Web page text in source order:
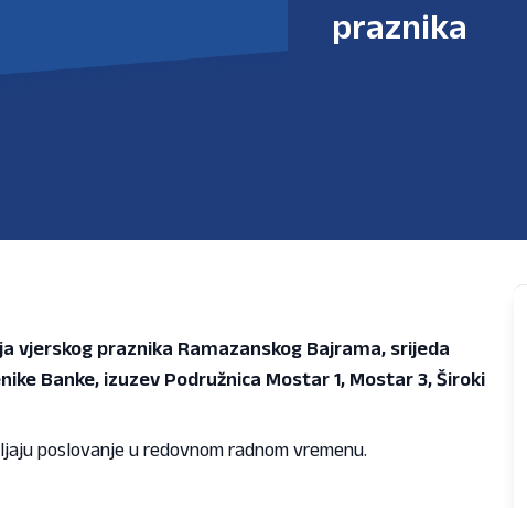
praznika
vjerskog praznika Ramazanskog Bajrama, srijeda
Banke, izuzev Podružnica Mostar 1, Mostar 3, Široki
poslovanje u redovnom radnom vremenu.